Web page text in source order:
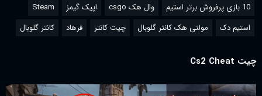
10 بازی پرفروش برتر استیم
وال هک csgo اپیک گیمز
Steam
استیم دک
مولتی هک کانتر گلوبال چیت کانتر فرهاد کانتر گلوبال
چیت Cs2 Cheat